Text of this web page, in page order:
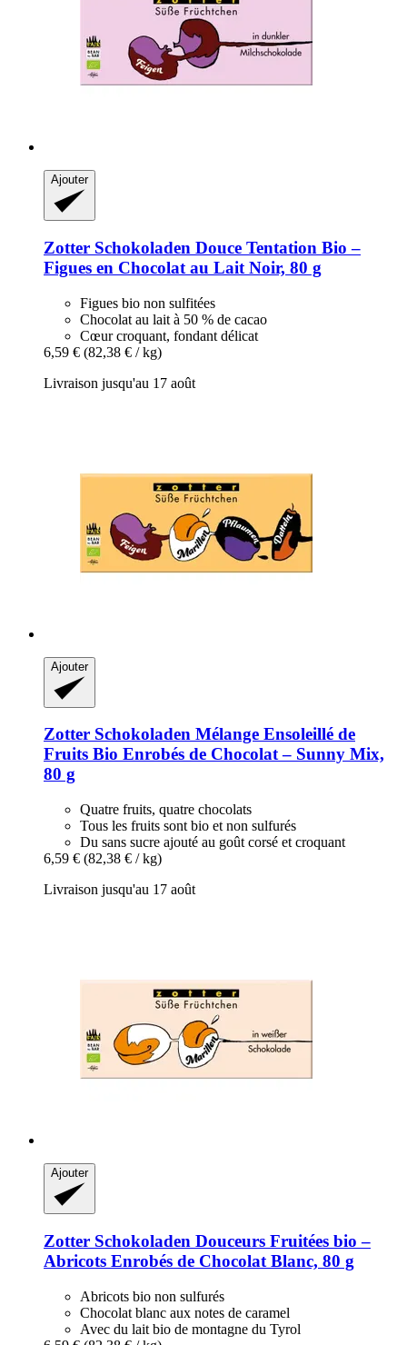
Ajouter
Zotter Schokoladen Douce Tentation Bio –
Figues en Chocolat au Lait Noir, 80 g
Figues bio non sulfitées
Chocolat au lait à 50 % de cacao
Cœur croquant, fondant délicat
6,59 € (82,38 € / kg)
Livraison jusqu'au 17 août
Ajouter
Zotter Schokoladen Mélange Ensoleillé de
Fruits Bio Enrobés de Chocolat – Sunny Mix,
80 g
Quatre fruits, quatre chocolats
Tous les fruits sont bio et non sulfurés
Du sans sucre ajouté au goût corsé et croquant
6,59 € (82,38 € / kg)
Livraison jusqu'au 17 août
Ajouter
Zotter Schokoladen Douceurs Fruitées bio –
Abricots Enrobés de Chocolat Blanc, 80 g
Abricots bio non sulfurés
Chocolat blanc aux notes de caramel
Avec du lait bio de montagne du Tyrol